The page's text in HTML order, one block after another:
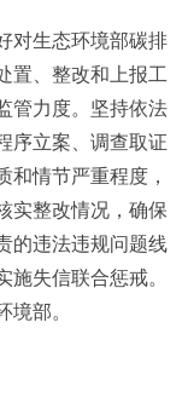
对生态环境部碳排
置、整改和上报工
管力度。坚持依法
序立案、调查取证
和情节严重程度，
实整改情况，确保
的违法违规问题线
失信联合惩戒。
境部。